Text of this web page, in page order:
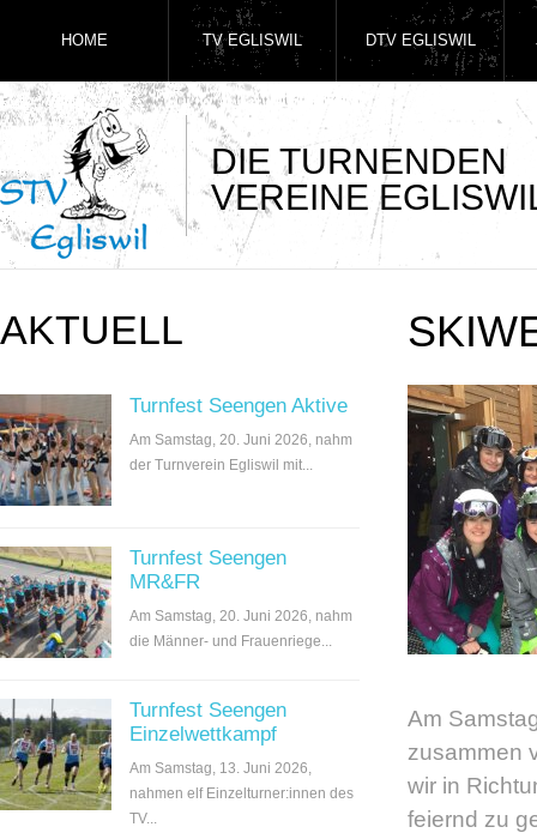
DIE TURNENDEN
VEREINE
HOME TV EGLISWIL DTV EGLISWIL
AKTUELL
Turnfest Seengen Aktive
Am Samstag, 20. Juni 2026, nahm
der Turnverein Egliswil mit...
Turnfest Seengen
MR&FR
Am Samstag, 20. Juni 2026, nahm
die Männer- und Frauenriege...
Turnfest Seengen
Einzelwettkampf
Am Samstag, 13. Juni 2026,
nahmen elf Einzelturner:innen des
TV...
Am
zusammen
wir in
feiernd zu